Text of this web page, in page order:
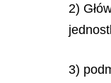
2)
3)